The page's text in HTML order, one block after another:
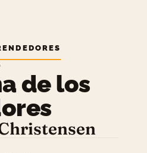
de los